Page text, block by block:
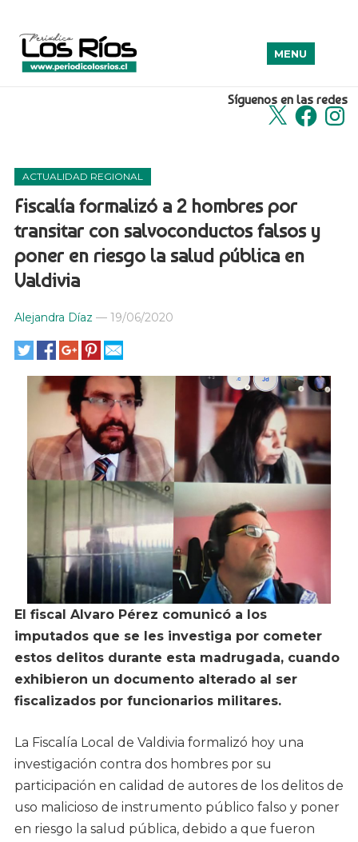
Síguenos en las redes
X Facebook
MENU
ACTUALIDAD REGIONAL
Fiscalía formalizó a 2 hombres por
transitar con salvoconductos falsos y
poner en riesgo la salud pública en
Valdivia
Alejandra Díaz — 19/06/2020
El fiscal Alvaro Pérez comunicó a los
imputados que se les investiga por cometer
estos delitos durante esta madrugada, cuando
exhibieron un documento alterado al ser
fiscalizados por funcionarios militares.
La Fiscalía Local de Valdivia formalizó hoy una
investigación contra dos hombres por su
participación en calidad de autores de los delitos de
uso malicioso de instrumento público falso y poner
en riesgo la salud pública, debido a que fueron